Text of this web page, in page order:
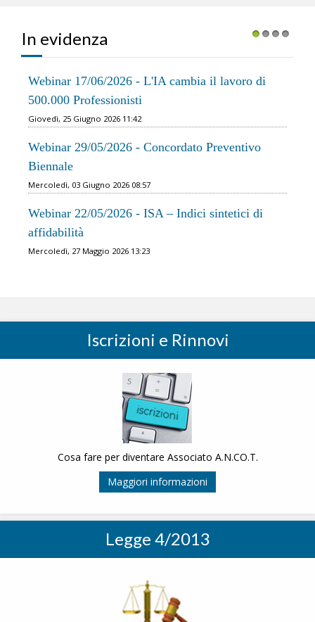
In evidenza
Webinar 17/06/2026 - L'IA cambia il lavoro di
500.000 Professionisti
Giovedì, 25 Giugno 2026 11:42
Webinar 29/05/2026 - Concordato Preventivo
Biennale
Mercoledì, 03 Giugno 2026 08:57
Webinar 22/05/2026 - ISA – Indici sintetici di
affidabilità
Mercoledì, 27 Maggio 2026 13:23
Iscrizioni e Rinnovi
Cosa fare per diventare Associato A.N.CO.T.
Maggiori informazioni
Legge 4/2013